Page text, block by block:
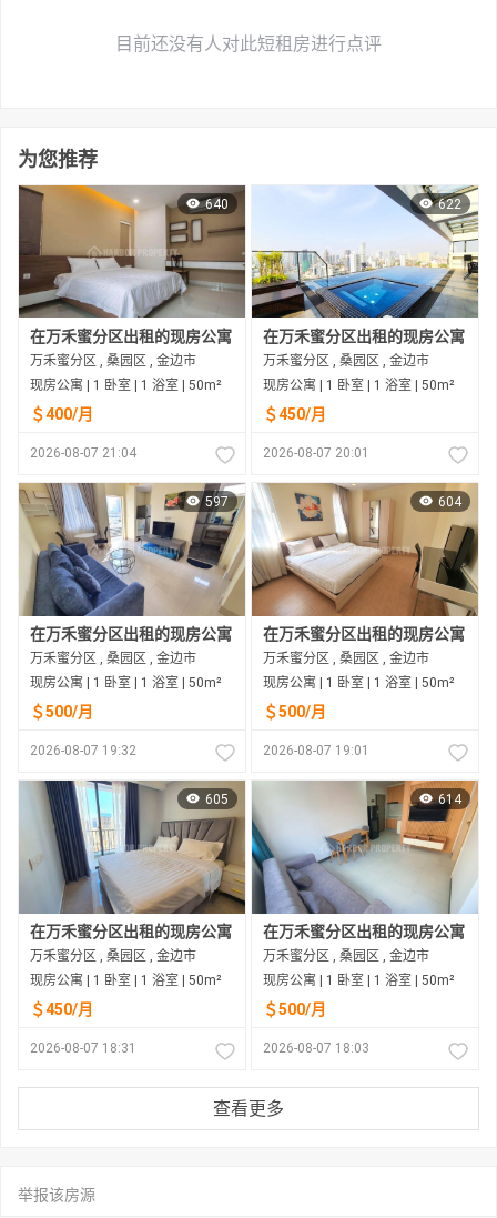
目前还没有人对此短租房进行点评
为您推荐
640
在万禾蜜分区出租的现房公寓
万禾蜜分区 , 桑园区 , 金边市
现房公寓 | 1 卧室 | 1 浴室 | 50m²
＄400/月
2026-08-07 21:04
622
在万禾蜜分区出租的现房公寓
万禾蜜分区 , 桑园区 , 金边市
现房公寓 | 1 卧室 | 1 浴室 | 50m²
＄450/月
2026-08-07 20:01
597
在万禾蜜分区出租的现房公寓
万禾蜜分区 , 桑园区 , 金边市
现房公寓 | 1 卧室 | 1 浴室 | 50m²
＄500/月
2026-08-07 19:32
604
在万禾蜜分区出租的现房公寓
万禾蜜分区 , 桑园区 , 金边市
现房公寓 | 1 卧室 | 1 浴室 | 50m²
＄500/月
2026-08-07 19:01
605
在万禾蜜分区出租的现房公寓
万禾蜜分区 , 桑园区 , 金边市
现房公寓 | 1 卧室 | 1 浴室 | 50m²
＄450/月
2026-08-07 18:31
614
在万禾蜜分区出租的现房公寓
万禾蜜分区 , 桑园区 , 金边市
现房公寓 | 1 卧室 | 1 浴室 | 50m²
＄500/月
2026-08-07 18:03
查看更多
举报该房源